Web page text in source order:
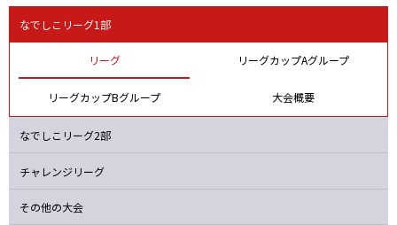
1-
なでしこリーグ1部
リーグ リーグカップAグループ
リーグカップBグループ 大会概要
なでしこリーグ2部
チャレンジリーグ
その他の大会